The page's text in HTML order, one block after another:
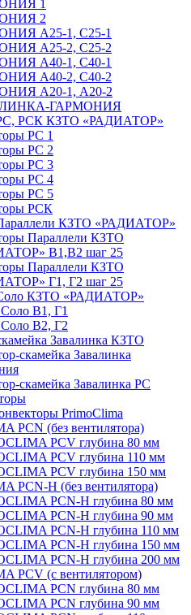
1
2
А25-1, С25-1
А25-2, С25-2
А40-1, С40-1
А40-2, С40-2
А20-1, А20-2
ГАРМОНИЯ
РС, РСК КЗТО «РАДИАТОР»
РС 1
РС 2
РС 3
РС 4
РС 5
РСК
КЗТО «РАДИАТОР»
Параллели КЗТО
В1,В2 шаг 25
Параллели КЗТО
Г1, Г2 шаг 25
КЗТО «РАДИАТОР»
В1, Г1
В2, Г2
Завалинка КЗТО
скамейка Завалинка
скамейка Завалинка РС
PrimoClima
PCN (без вентилятора)
PCV глубина 80 мм
PCV глубина 110 мм
PCV глубина 150 мм
PCN-H (без вентилятора)
PCN-H глубина 80 мм
PCN-H глубина 90 мм
PCN-H глубина 110 мм
PCN-H глубина 150 мм
PCN-H глубина 200 мм
PCV (c вентилятором)
PCN глубина 80 мм
PCN глубина 90 мм